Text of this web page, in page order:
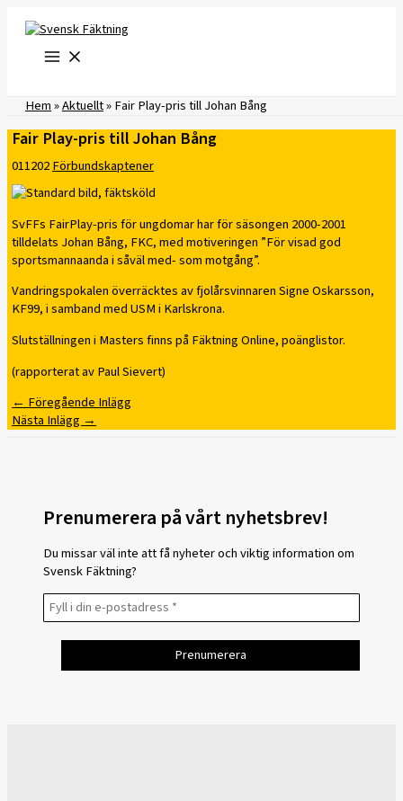
innehåll
Hem»Aktuellt»Fair Play-pris till Johan Bång
Fair Play-pris till Johan Bång
011202Förbundskaptener
SvFFs FairPlay-pris för ungdomar har för säsongen 2000-2001
tilldelats Johan Bång, FKC, med motiveringen ”För visad god
sportsmannaanda i såväl med- som motgång”.
Vandringspokalen överräcktes av fjolårsvinnaren Signe Oskarsson,
KF99, i samband med USM i Karlskrona.
Slutställningen i Masters finns på Fäktning Online, poänglistor.
(rapporterat av Paul Sievert)
← Föregående Inlägg
Nästa Inlägg →
Prenumerera på vårt nyhetsbrev!
Du missar väl inte att få nyheter och viktig information om
Svensk Fäktning?